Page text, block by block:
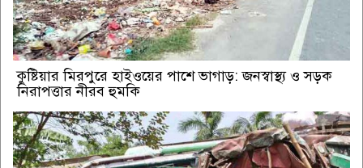
কুষ্টিয়ার মিরপুরে হাইওয়ের পাশে ভাগাড়: জনস্বাস্থ্য ও সড়ক
নিরাপত্তার নীরব হুমকি